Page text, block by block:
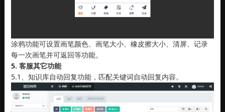
涂鸦功能可设置画笔颜色、画笔大小、橡皮擦大小、清屏、记录
每一次画笔并可返回等功能。
5. 客服其它功能
5.1、知识库自动回复功能，匹配关键词自动回复内容。